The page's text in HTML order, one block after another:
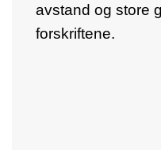
avstand og store
forskriftene.